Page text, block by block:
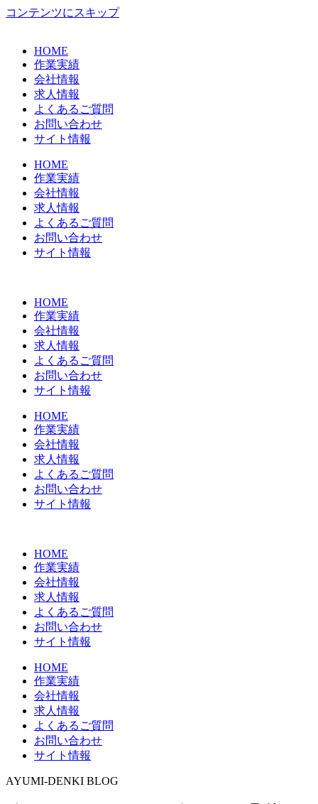
コンテンツにスキップ
HOME
作業実績
会社情報
求人情報
よくあるご質問
お問い合わせ
サイト情報
HOME
作業実績
会社情報
求人情報
よくあるご質問
お問い合わせ
サイト情報
HOME
作業実績
会社情報
求人情報
よくあるご質問
お問い合わせ
サイト情報
HOME
作業実績
会社情報
求人情報
よくあるご質問
お問い合わせ
サイト情報
HOME
作業実績
会社情報
求人情報
よくあるご質問
お問い合わせ
サイト情報
HOME
作業実績
会社情報
求人情報
よくあるご質問
お問い合わせ
サイト情報
AYUMI-DENKI BLOG